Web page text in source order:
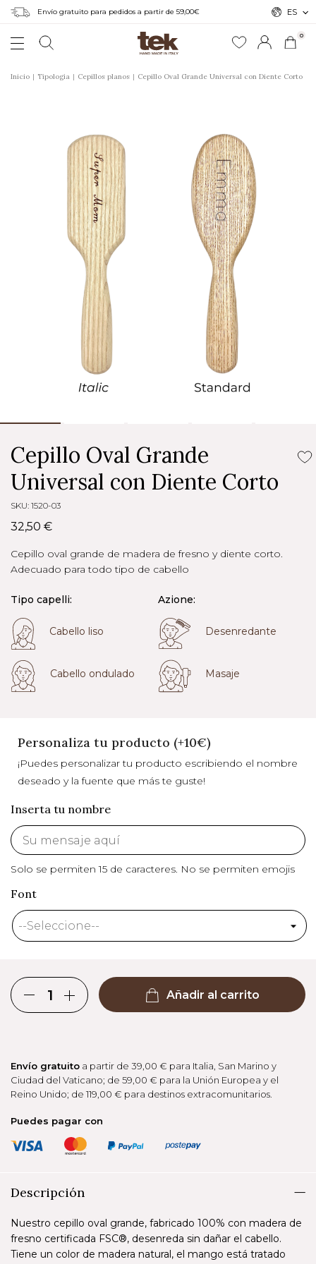
Envío gratuito para pedidos a partir de 59,00€
0
ES
Inicio Tipologia Cepillos planos Cepillo Oval Grande Universal con Diente Corto
Cepillo Oval Grande
Universal con Diente Corto
SKU: 1520-03
32,50 €
Cepillo oval grande de madera de fresno y diente corto.
Adecuado para todo tipo de cabello
Tipo capelli:
Cabello liso
Cabello ondulado
Azione:
Desenredante
Masaje
Personaliza tu producto (+10€)
¡Puedes personalizar tu producto escribiendo el nombre
deseado y la fuente que más te guste!
Inserta tu nombre
Solo se permiten 15 de caracteres. No se permiten emojis
Font
Añadir al carrito
Envío gratuito a partir de 39,00 € para Italia, San Marino y
Ciudad del Vaticano; de 59,00 € para la Unión Europea y el
Reino Unido; de 119,00 € para destinos extracomunitarios.
Puedes pagar con
Descripción
Nuestro cepillo oval grande, fabricado 100% con madera de
fresno certificada FSC®, desenreda sin dañar el cabello.
Tiene un color de madera natural, el mango está tratado